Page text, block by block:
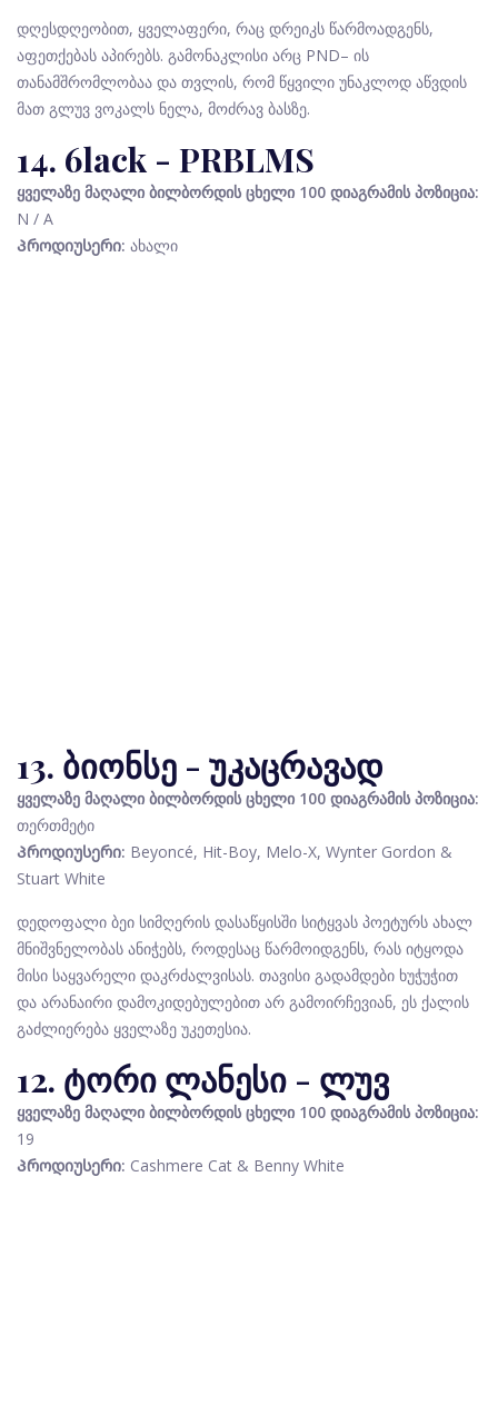
დღესდღეობით, ყველაფერი, რაც დრეიკს წარმოადგენს,
აფეთქებას აპირებს. გამონაკლისი არც PND– ის
თანამშრომლობაა და თვლის, რომ წყვილი უნაკლოდ აწვდის
მათ გლუვ ვოკალს ნელა, მოძრავ ბასზე.
14. 6lack - PRBLMS
ყველაზე მაღალი ბილბორდის ცხელი 100 დიაგრამის პოზიცია:
N / A
Პროდიუსერი: ახალი
13. ბიონსე - უკაცრავად
ყველაზე მაღალი ბილბორდის ცხელი 100 დიაგრამის პოზიცია:
თერთმეტი
Პროდიუსერი: Beyoncé, Hit-Boy, Melo-X, Wynter Gordon &
Stuart White
დედოფალი ბეი სიმღერის დასაწყისში სიტყვას პოეტურს ახალ
მნიშვნელობას ანიჭებს, როდესაც წარმოიდგენს, რას იტყოდა
მისი საყვარელი დაკრძალვისას. თავისი გადამდები ხუჭუჭით
და არანაირი დამოკიდებულებით არ გამოირჩევიან, ეს ქალის
გაძლიერება ყველაზე უკეთესია.
12. ტორი ლანესი - ლუვ
ყველაზე მაღალი ბილბორდის ცხელი 100 დიაგრამის პოზიცია:
19
Პროდიუსერი: Cashmere Cat & Benny White